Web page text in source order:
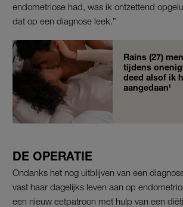
endometriose had, was ik ontzettend
dat op een diagnose leek.”
Rains (27)
tijdens
deed alsof ik
aangedaan'
DE OPERATIE
Ondanks het nog uitblijven van een
vast haar dagelijks leven aan op
een nieuw eetpatroon met hulp van een